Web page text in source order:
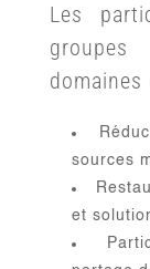
Les
domaines
sources
et